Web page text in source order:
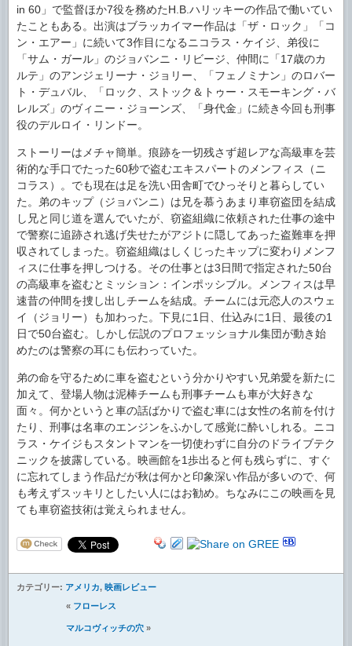
in 60」で監督ほか7役を務めたH.B.ハリッキーの作品で働いてい
たこともある。出演はブラッカイマー作品は「ザ・ロック」「コ
ン・エアー」に続いて3作目になるニコラス・ケイジ、弟役に
「サム・ガール」のジョバンニ・リビージ、仲間に「17歳のカ
ルテ」のアンジェリーナ・ジョリー、「フェノミナン」のロバー
ト・デュバル、「ロック、ストック＆トゥー・スモーキング・バ
レルズ」のヴィニー・ジョーンズ、「身代金」に続き今回も刑事
役のデルロイ・リンドー。
ストーリーはメチャ簡単。痕跡を一切残さず超レアな高級車を芸
術的な手口でたった60秒で盗むエキスパートのメンフィス（ニ
コラス）。でも現在は足を洗い田舎町でひっそりと暮らしてい
た。弟のキップ（ジョバンニ）は兄を慕うあまり車窃盗団を結成
し兄と同じ道を選んでいたが、窃盗組織に依頼された仕事の途中
で警察に追跡され逃げ失せたがアジトに隠してあった盗難車を押
収されてしまった。窃盗組織はしくじったキップに変わりメンフ
ィスに仕事を押しつける。その仕事とは3日間で指定された50台
の高級車を盗むとミッション：インポッシブル。メンフィスは早
速昔の仲間を捜し出しチームを結成。チームには元恋人のスウェ
イ（ジョリー）も加わった。下見に1日、仕込みに1日、最後の1
日で50台盗む。しかし伝説のプロフェッショナル集団が動き始
めたのは警察の耳にも伝わっていた。
弟の命を守るために車を盗むという分かりやすい兄弟愛を新たに
加えて、登場人物は泥棒チームも刑事チームも車が大好きな
面々。何かというと車の話ばかりで盗む車には女性の名前を付け
たり、刑事は名車のエンジンをふかして感覚に酔いしれる。ニコ
ラス・ケイジもスタントマンを一切使わずに自分のドライブテク
ニックを披露している。映画館を1歩出ると何も残らずに、すぐ
に忘れてしまう作品だが秋は何かと印象深い作品が多いので、何
も考えずスッキリとしたい人にはお勧め。ちなみにこの映画を見
ても車窃盗技術は覚えられません。
カテゴリー: アメリカ, 映画レビュー
« フローレス
マルコヴィッチの穴 »